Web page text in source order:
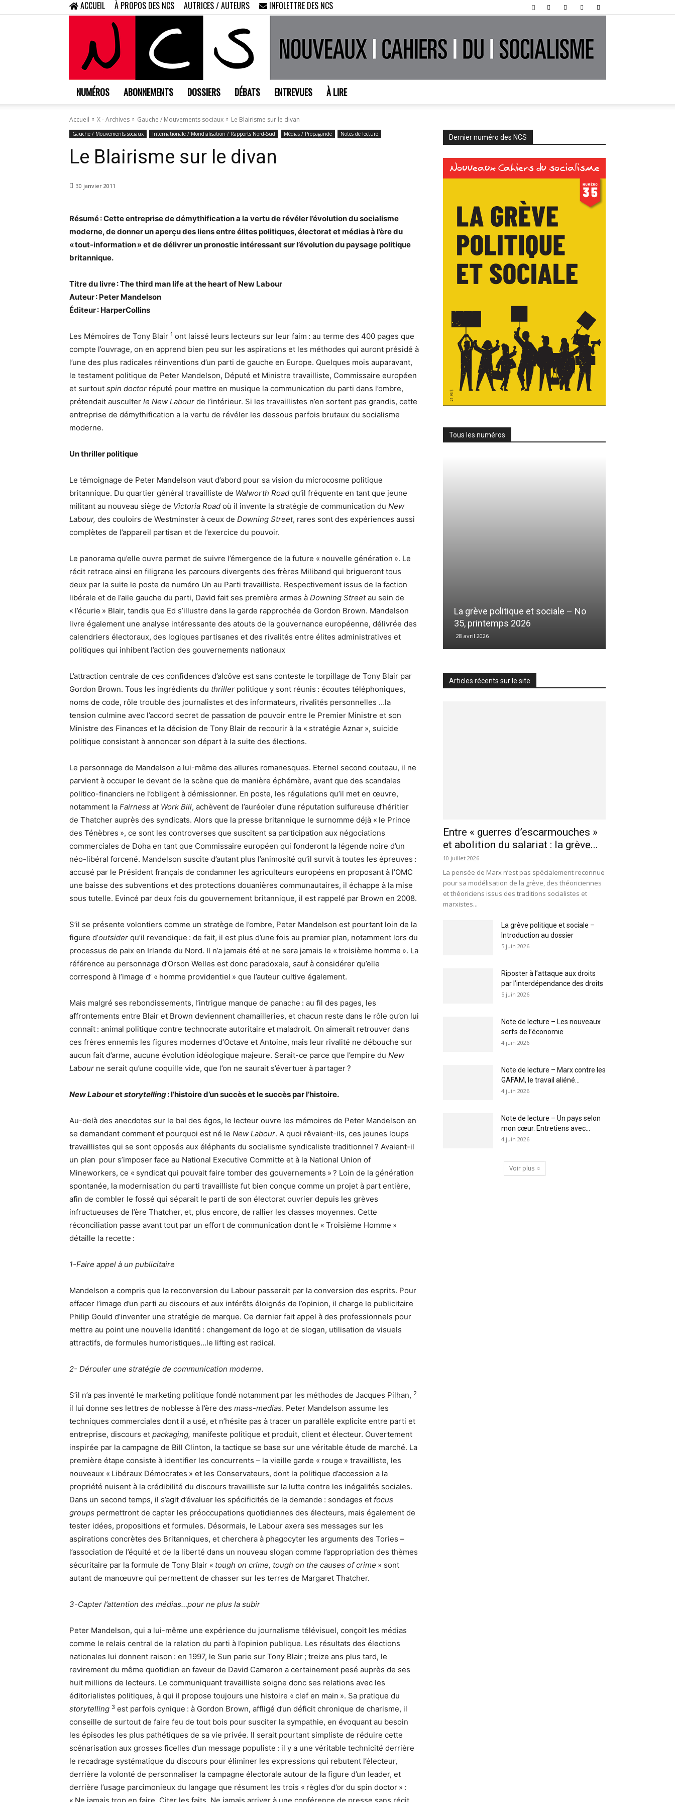
ACCUEIL À PROPOS DES NCS AUTRICES / AUTEURS INFOLETTRE DES NCS
du
NUMÉROS ABONNEMENTS DOSSIERS DÉBATS ENTREVUES À LIRE
Accueil X - Archives Gauche / Mouvements sociaux Le Blairisme sur le divan
Gauche / Mouvements sociaux Internationale / Mondialisation / Rapports Nord-Sud Médias / Propagande Notes de lecture
Le Blairisme sur le divan
30 janvier 2011
Résumé : Cette entreprise de démythification a la vertu de révéler l’évolution du socialisme
moderne, de donner un aperçu des liens entre élites politiques, électorat et médias à l’ère du
« tout-information » et de délivrer un pronostic intéressant sur l’évolution du paysage politique
britannique.
Titre du livre : The third man life at the heart of New Labour
Auteur : Peter Mandelson
Éditeur : HarperCollins
Les Mémoires de Tony Blair 1 ont laissé leurs lecteurs sur leur faim : au terme des 400 pages que
compte l’ouvrage, on en apprend bien peu sur les aspirations et les méthodes qui auront présidé à
l’une des plus radicales réinventions d’un parti de gauche en Europe. Quelques mois auparavant,
le testament politique de Peter Mandelson, Député et Ministre travailliste, Commissaire européen
et surtout spin doctor réputé pour mettre en musique la communication du parti dans l’ombre,
prétendait ausculter le New Labour de l’intérieur. Si les travaillistes n’en sortent pas grandis, cette
entreprise de démythification a la vertu de révéler les dessous parfois brutaux du socialisme
moderne.
Un thriller politique
Le témoignage de Peter Mandelson vaut d’abord pour sa vision du microcosme politique
britannique. Du quartier général travailliste de Walworth Road qu’il fréquente en tant que jeune
militant au nouveau siège de Victoria Road où il invente la stratégie de communication du New
Labour, des couloirs de Westminster à ceux de Downing Street, rares sont des expériences aussi
complètes de l’appareil partisan et de l’exercice du pouvoir.
Le panorama qu’elle ouvre permet de suivre l’émergence de la future « nouvelle génération ». Le
récit retrace ainsi en filigrane les parcours divergents des frères Miliband qui brigueront tous
deux par la suite le poste de numéro Un au Parti travailliste. Respectivement issus de la faction
libérale et de l’aile gauche du parti, David fait ses première armes à Downing Streetau sein de
« l’écurie » Blair, tandis que Ed s’illustre dans la garde rapprochée de Gordon Brown. Mandelson
livre également une analyse intéressante des atouts de la gouvernance européenne, délivrée des
calendriers électoraux, des logiques partisanes et des rivalités entre élites administratives et
politiques qui inhibent l’action des gouvernements nationaux
L’attraction centrale de ces confidences d’alcôve est sans conteste le torpillage de Tony Blair par
Gordon Brown. Tous les ingrédients du thriller politique y sont réunis : écoutes téléphoniques,
noms de code, rôle trouble des journalistes et des informateurs, rivalités personnelles …la
tension culmine avec l’accord secret de passation de pouvoir entre le Premier Ministre et son
Ministre des Finances et la décision de Tony Blair de recourir à la « stratégie Aznar », suicide
politique consistant à annoncer son départ à la suite des élections.
Le personnage de Mandelson a lui-même des allures romanesques. Eternel second couteau, il ne
parvient à occuper le devant de la scène que de manière éphémère, avant que des scandales
politico-financiers ne l’obligent à démissionner. En poste, les régulations qu’il met en œuvre,
notamment la Fairness at Work Bill, achèvent de l’auréoler d’une réputation sulfureuse d’héritier
de Thatcher auprès des syndicats. Alors que la presse britannique le surnomme déjà « le Prince
des Ténèbres », ce sont les controverses que suscitent sa participation aux négociations
commerciales de Doha en tant que Commissaire européen qui fonderont la légende noire d’un
néo-libéral forcené. Mandelson suscite d’autant plus l’animosité qu’il survit à toutes les épreuves :
accusé par le Président français de condamner les agriculteurs européens en proposant à l’OMC
une baisse des subventions et des protections douanières communautaires, il échappe à la mise
sous tutelle. Evincé par deux fois du gouvernement britannique, il est rappelé par Brown en 2008.
S’il se présente volontiers comme un stratège de l’ombre, Peter Mandelson est pourtant loin de la
figure d’outsider qu’il revendique : de fait, il est plus d’une fois au premier plan, notamment lors du
processus de paix en Irlande du Nord. Il n’a jamais été et ne sera jamais le « troisième homme ». La
référence au personnage d’Orson Welles est donc paradoxale, sauf à considérer qu’elle
correspond à l’image d’ « homme providentiel » que l’auteur cultive également.
Mais malgré ses rebondissements, l’intrigue manque de panache : au fil des pages, les
affrontements entre Blair et Brown deviennent chamailleries, et chacun reste dans le rôle qu’on lui
connaît : animal politique contre technocrate autoritaire et maladroit. On aimerait retrouver dans
ces frères ennemis les figures modernes d’Octave et Antoine, mais leur rivalité ne débouche sur
aucun fait d’arme, aucune évolution idéologique majeure. Serait-ce parce que l’empire du New
Labour ne serait qu’une coquille vide, que l’on ne saurait s’évertuer à partager ?
New Labouretstorytelling: l’histoire d’un succès et le succès par l’histoire.
Au-delà des anecdotes sur le bal des égos, le lecteur ouvre les mémoires de Peter Mandelson en
se demandant comment et pourquoi est né le New Labour. A quoi rêvaient-ils, ces jeunes loups
travaillistes qui se sont opposés aux éléphants du socialisme syndicaliste traditionnel ? Avaient-il
un plan pour s’imposer face au National Executive Committe et à la National Union of
Mineworkers, ce « syndicat qui pouvait faire tomber des gouvernements » ? Loin de la génération
spontanée, la modernisation du parti travailliste fut bien conçue comme un projet à part entière,
afin de combler le fossé qui séparait le parti de son électorat ouvrier depuis les grèves
infructueuses de l’ère Thatcher, et, plus encore, de rallier les classes moyennes. Cette
réconciliation passe avant tout par un effort de communication dont le « Troisième Homme »
détaille la recette :
1-Faire appel à un publicitaire
Mandelson a compris que la reconversion du Labour passerait par la conversion des esprits. Pour
effacer l’image d’un parti au discours et aux intérêts éloignés de l’opinion, il charge le publicitaire
Philip Gould d’inventer une stratégie de marque. Ce dernier fait appel à des professionnels pour
mettre au point une nouvelle identité : changement de logo et de slogan, utilisation de visuels
attractifs, de formules humoristiques…le lifting est radical.
2- Dérouler une stratégie de communication moderne.
S’il n’a pas inventé le marketing politique fondé notamment par les méthodes de Jacques Pilhan, 2
il lui donne ses lettres de noblesse à l’ère des mass-medias. Peter Mandelson assume les
techniques commerciales dont il a usé, et n’hésite pas à tracer un parallèle explicite entre parti et
entreprise, discours et packaging, manifeste politique et produit, client et électeur. Ouvertement
inspirée par la campagne de Bill Clinton, la tactique se base sur une véritable étude de marché. La
première étape consiste à identifier les concurrents – la vieille garde « rouge » travailliste, les
nouveaux « Libéraux Démocrates » et les Conservateurs, dont la politique d’accession a la
propriété nuisent à la crédibilité du discours travailliste sur la lutte contre les inégalités sociales.
Dans un second temps, il s’agit d’évaluer les spécificités de la demande : sondages et focus
groups permettront de capter les préoccupations quotidiennes des électeurs, mais également de
tester idées, propositions et formules. Désormais, le Labour axera ses messages sur les
aspirations concrètes des Britanniques, et cherchera à phagocyter les arguments des Tories –
l’association de l’équité et de la liberté dans un nouveau slogan comme l’appropriation des thèmes
sécuritaire par la formule de Tony Blair « tough on crime, tough on the causes of crime » sont
autant de manœuvre qui permettent de chasser sur les terres de Margaret Thatcher.
3-Capter l’attention des médias…pour ne plus la subir
Peter Mandelson, qui a lui-même une expérience du journalisme télévisuel, conçoit les médias
comme le relais central de la relation du parti à l’opinion publique. Les résultats des élections
nationales lui donnent raison : en 1997, le Sun parie sur Tony Blair ; treize ans plus tard, le
revirement du même quotidien en faveur de David Cameron a certainement pesé auprès de ses
huit millions de lecteurs. Le communiquant travailliste soigne donc ses relations avec les
éditorialistes politiques, à qui il propose toujours une histoire « clef en main ». Sa pratique du
storytelling 3 est parfois cynique : à Gordon Brown, affligé d’un déficit chronique de charisme, il
conseille de surtout de faire feu de tout bois pour susciter la sympathie, en évoquant au besoin
les épisodes les plus pathétiques de sa vie privée. Il serait pourtant simpliste de réduire cette
scénarisation aux grosses ficelles d’un message populiste : il y a une véritable technicité derrière
le recadrage systématique du discours pour éliminer les expressions qui rebutent l’électeur,
derrière la volonté de personnaliser la campagne électorale autour de la figure d’un leader, et
derrière l’usage parcimonieux du langage que résument les trois « règles d’or du spin doctor » :
Dernier numéro des NCS
Tous les numéros
La grève politique et sociale – No
35, printemps 2026
28 avril 2026
Articles récents sur le site
Entre « guerres d’escarmouches »
et abolition du salariat : la grève...
10 juillet 2026
La pensée de Marx n’est pas spécialement reconnue
pour sa modélisation de la grève, des théoriciennes
et théoriciens issus des traditions socialistes et
marxistes...
La grève politique et sociale –
Introduction au dossier
5 juin 2026
Riposter à l’attaque aux droits
par l’interdépendance des droits
5 juin 2026
Note de lecture – Les nouveaux
serfs de l’économie
4 juin 2026
Note de lecture – Marx contre les
GAFAM, le travail aliéné...
4 juin 2026
Note de lecture – Un pays selon
mon cœur. Entretiens avec...
4 juin 2026
Voir plus